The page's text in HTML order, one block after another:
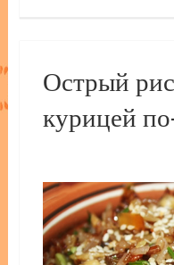
Острый
курицей